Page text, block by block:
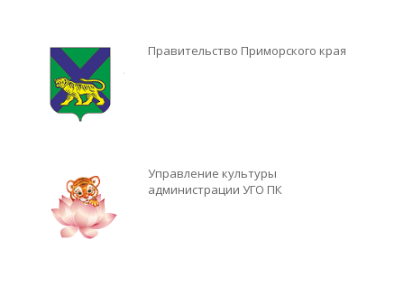
Правительство Приморского края
Управление культуры
администрации УГО ПК